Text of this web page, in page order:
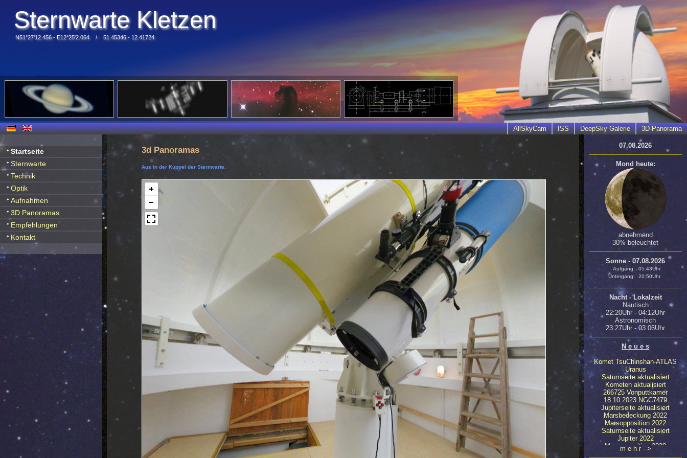
Sternwarte Kletzen
N51°27'12.456 - E12°25'2.064 / 51.45346 - 12.41724
3D-Panorama
DeepSky Galerie
ISS
AllSkyCam
Startseite
Sternwarte
Technik
Optik
Aufnahmen
3D Panoramas
Empfehlungen
Kontakt
3d Panoramas
Aus in der Kuppel der Sternwarte.
07.08.2026
Mond heute:
abnehmend
30% beleuchtet
Sonne - 07.08.2026
Aufgang:
05:43Uhr
Untergang:
20:50Uhr
Nacht - Lokalzeit
Nautisch
22:20Uhr - 04:12Uhr
Astronomisch
23:27Uhr - 03:06Uhr
N e u e s
Komet TsuChinshan-ATLAS
Uranus
Saturnseite aktualisiert
Kometen aktualisiert
266725 Vonputtkamer
18.10.2023 NGC7479
Jupiterseite aktualisiert
Marsbedeckung 2022
Marsopposition 2022
Saturnseite aktualisiert
Jupiter 2022
Marsopposition 2020
m e h r -->